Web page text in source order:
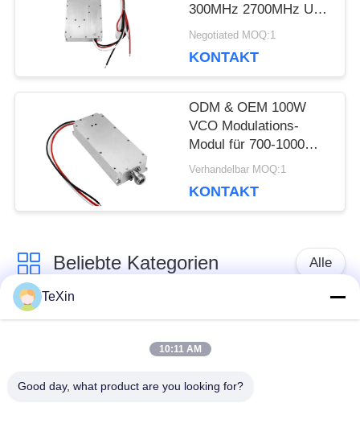
PRIVACY
300MHz 2700MHz UAV
FPV-Block-Jammer
Negotiated MOQ:1
KONTAKT
ODM & OEM 100W
VCO Modulations-
Modul für 700-1000
MHz Anti-Drohnen-
Schutz der Sicherheit
Verhandelbar MOQ:1
KONTAKT
Beliebte Kategorien Alle
Drohnenstörsender-
Modul
FPV-Störmodul Rf-Endverstärker
TeXin
10:11 AM
Good day, what product are you looking for?